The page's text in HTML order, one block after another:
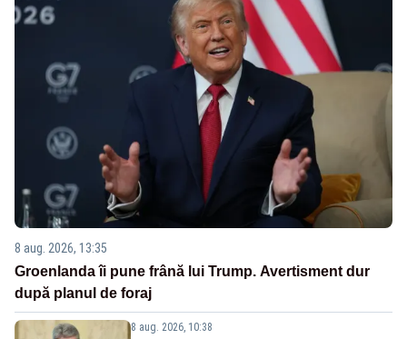
8 aug. 2026, 13:35
Groenlanda îi pune frână lui Trump. Avertisment dur
după planul de foraj
8 aug. 2026, 10:38